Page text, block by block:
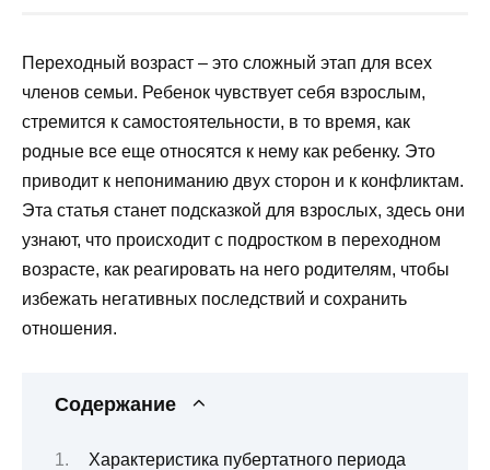
Переходный возраст – это сложный этап для всех
членов семьи. Ребенок чувствует себя взрослым,
стремится к самостоятельности, в то время, как
родные все еще относятся к нему как ребенку. Это
приводит к непониманию двух сторон и к конфликтам.
Эта статья станет подсказкой для взрослых, здесь они
узнают, что происходит с подростком в переходном
возрасте, как реагировать на него родителям, чтобы
избежать негативных последствий и сохранить
отношения.
Содержание
Характеристика пубертатного периода